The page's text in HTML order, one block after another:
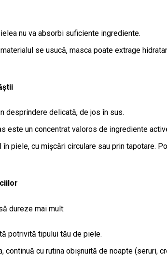
nu va absorbi suficiente ingrediente.
se usucă, masca poate extrage
desprindere delicată, de jos în sus.
este un concentrat valoros de ingrediente
piele, cu mișcări circulare sau prin tapotare.
dureze mai mult:
potrivită tipului tău de piele.
continuă cu rutina obișnuită de noapte (seruri,